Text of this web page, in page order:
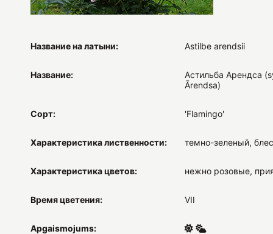
Название на латыни: Astilbe arendsii
Название:
Астильба Арендса
Ārendsa)
Сорт: 'Flamingo'
Характеристика лиственности: темно-зеленый,
Характеристика цветов: нежно розовые,
Время цветения: VII
Apgaismojums: